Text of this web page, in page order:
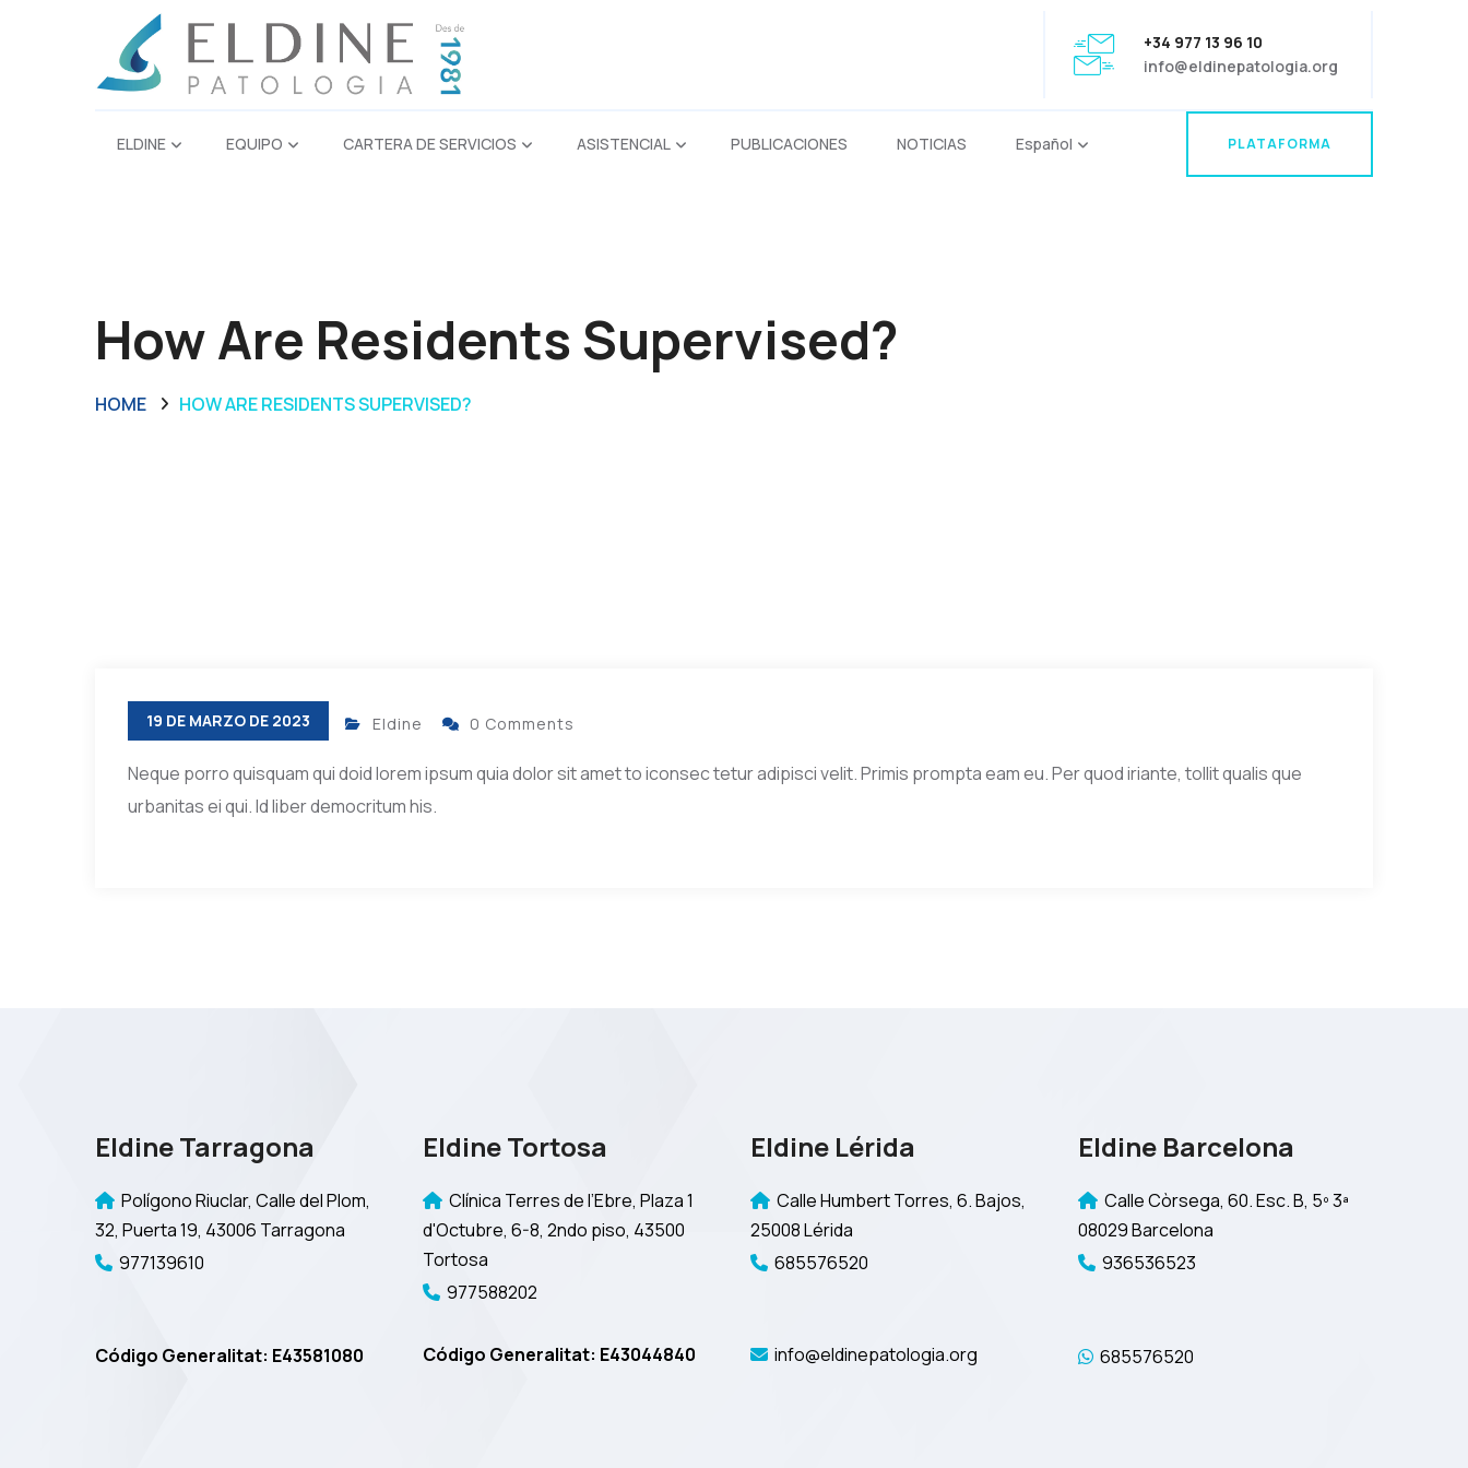
+34 977 13 96 10
info@eldinepatologia.org
ELDINE EQUIPO CARTERA DE SERVICIOS ASISTENCIAL PUBLICACIONES NOTICIAS Español
PLATAFORMA
How Are Residents Supervised?
HOME HOW ARE RESIDENTS SUPERVISED?
19 DE MARZO DE 2023 Eldine 0 Comments
Neque porro quisquam qui doid lorem ipsum quia dolor sit amet to iconsec tetur adipisci velit. Primis prompta eam eu. Per quod iriante, tollit qualis que
urbanitas ei qui. Id liber democritum his.
Eldine Tarragona
Polígono Riuclar, Calle del Plom,
32, Puerta 19, 43006 Tarragona
977139610
Código Generalitat: E43581080
Eldine Tortosa
Clínica Terres de l’Ebre, Plaza 1
d'Octubre, 6-8, 2ndo piso, 43500
Tortosa
977588202
Código Generalitat: E43044840
Eldine Lérida
Calle Humbert Torres, 6. Bajos,
25008 Lérida
685576520
info@eldinepatologia.org
Eldine Barcelona
Calle Còrsega, 60. Esc. B, 5º 3ª
08029 Barcelona
936536523
685576520